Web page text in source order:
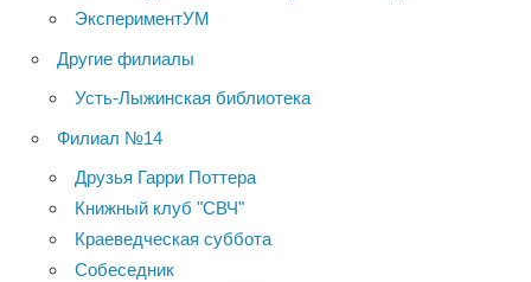
ЭкспериментУМ
Другие филиалы
Усть-Лыжинская библиотека
Филиал №14
Друзья Гарри Поттера
Книжный клуб "СВЧ"
Краеведческая суббота
Собеседник